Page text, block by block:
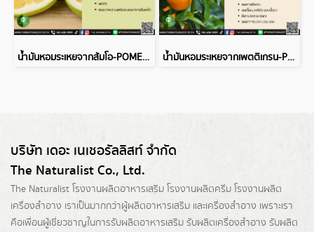
น้ำมันหอมระเหยจากส้มโอ-POMELO ESSENTIAL OIL น้ำมันหอมระเหยจากเพตติเกรน-PETITGRAINBIGARADE ESSENTIAL OIL
บริษัท เดอะ เนเชอรัลลิสท์ จำกัด
The Naturalist Co., Ltd.
The Naturalist โรงงานผลิตอาหารเสริม โรงงานผลิตครีม โรงงานผลิต
เครื่องสำอาง เราเป็นมากกว่าผู้ผลิตอาหารเสริม และเครื่องสำอาง เพราะเรา
คือเพื่อนผู้เชี่ยวชาญในการรับผลิตอาหารเสริม รับผลิตเครื่องสำอาง รับผลิต